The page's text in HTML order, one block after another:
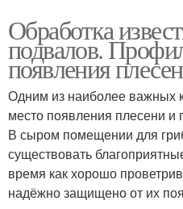
Обработка
подвалов.
появления
Одним из наиболее важных
место появления плесени и
В сыром помещении для
существовать
время как хорошо
надёжно защищено от их